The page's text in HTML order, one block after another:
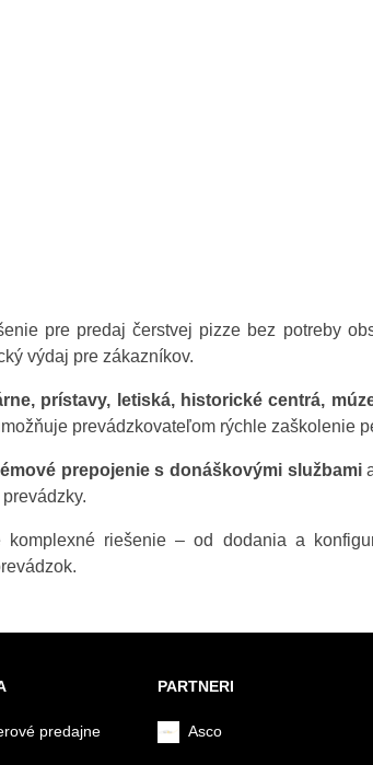
pre predaj čerstvej pizze bez potreby
výdaj pre zákazníkov.
prístavy, letiská, historické centrá,
prevádzkovateľom rýchle zaškolenie
prepojenie s donáškovými službami
komplexné riešenie – od dodania a
predajne
PARTNERI
Asco